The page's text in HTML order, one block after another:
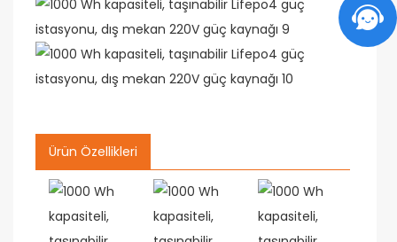
Ürün Özellikleri